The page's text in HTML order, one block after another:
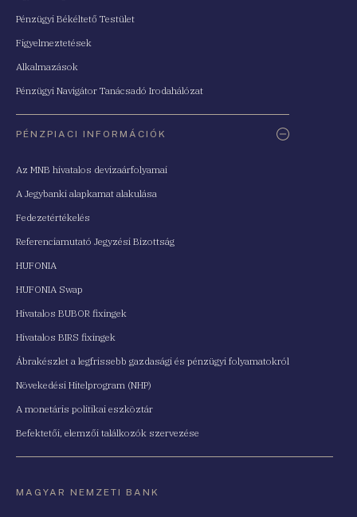
Pénzügyi Békéltető Testület
Figyelmeztetések
Alkalmazások
Pénzügyi Navigátor Tanácsadó Irodahálózat
PÉNZPIACI INFORMÁCIÓK
Az MNB hivatalos devizaárfolyamai
A Jegybanki alapkamat alakulása
Fedezetértékelés
Referenciamutató Jegyzési Bizottság
HUFONIA
HUFONIA Swap
Hivatalos BUBOR fixingek
Hivatalos BIRS fixingek
Ábrakészlet a legfrissebb gazdasági és pénzügyi folyamatokról
Növekedési Hitelprogram (NHP)
A monetáris politikai eszköztár
Befektetői, elemzői találkozók szervezése
MAGYAR NEMZETI BANK